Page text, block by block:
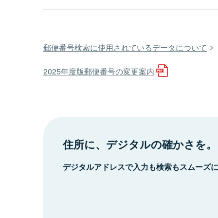
郵便番号検索に使用されているデータについて
2025年度版郵便番号の変更案内
住所に、デジタルの確かさを。
デジタルアドレスで入力も検索もスムーズ